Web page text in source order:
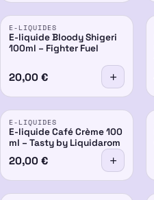
E-LIQUIDES
E-liquide Bloody Shigeri
100ml – Fighter Fuel
20,00 €
E-LIQUIDES
E-liquide Café Crème 100
ml – Tasty by Liquidarom
20,00 €